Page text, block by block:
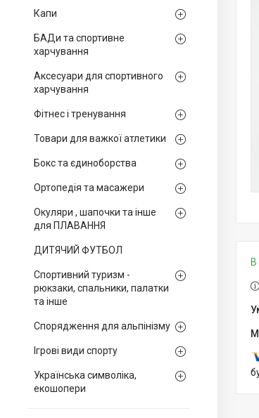
Капи
БАДи та спортивне
харчування
Аксесуари для спортивного
харчування
Фітнес і тренування
Товари для важкої атлетики
Бокс та єдиноборства
Ортопедія та масажери
Окуляри , шапочки та інше
для ПЛАВАННЯ
ДИТЯЧИЙ ФУТБОЛ
Спортивний туризм -
рюкзаки, спальники, палатки
та інше
Спорядження для альпінізму
Ігрові види спорту
Українська символіка,
екошопери
В